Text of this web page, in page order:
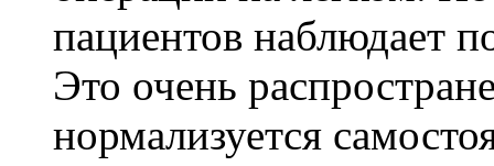
пациентов наблюдает
Это очень
нормализуется